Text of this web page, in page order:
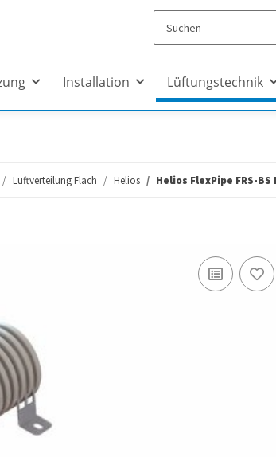
Installation Lüftungstechnik
Luftverteilung Flach Helios Helios FlexPipe FRS-